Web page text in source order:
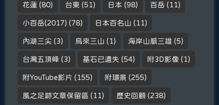
花蓮 (80) 台東 (51) 日本 (98) 百岳 (11)
小百岳(2017) (78) 日本百名山 (11)
內湖三尖 (3) 烏來三山 (1) 海岸山脈三雄 (5)
台灣五頂峰 (3) 基石已遺失 (54) 附3D影像 (1)
附YouTube影片 (155) 附環景 (255)
風之足跡文章保留區 (11) 歷史回顧 (238)